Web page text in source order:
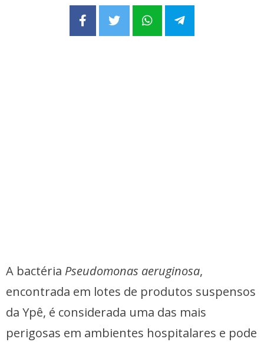
A bactéria Pseudomonas aeruginosa,
encontrada em lotes de produtos suspensos
da Ypê, é considerada uma das mais
perigosas em ambientes hospitalares e pode